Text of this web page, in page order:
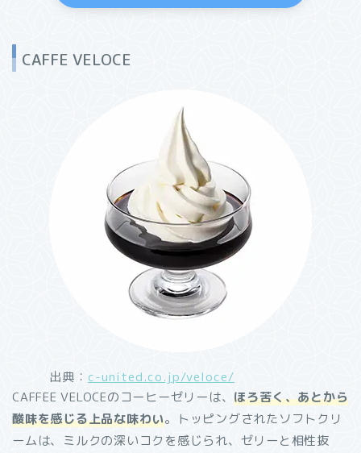
CAFFE VELOCE
出典： c-united.co.jp/veloce/
CAFFEE VELOCEのコーヒーゼリーは、ほろ苦く、あとから
酸味を感じる上品な味わい。トッピングされたソフトクリ
ームは、ミルクの深いコクを感じられ、ゼリーと相性抜